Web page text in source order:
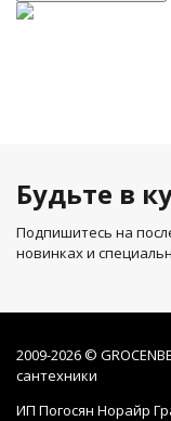
Будьте в
Подпишитесь на
новинках и
2009-2026 ©
сантехники
ИП Погосян Норайр